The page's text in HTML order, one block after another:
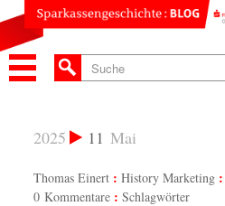
11 Mai
2025
Thomas Einert History Marketing
0 Kommentare
Schlagwörter